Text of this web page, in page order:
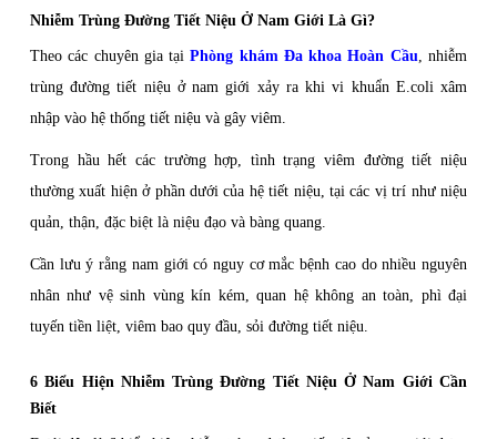
Nhiễm Trùng Đường Tiết Niệu Ở Nam Giới Là Gì?
Theo các chuyên gia tạiPhòng khám Đa khoa Hoàn Cầu, nhiễm
trùng đường tiết niệu ở nam giới xảy ra khi vi khuẩn E.coli xâm
nhập vào hệ thống tiết niệu và gây viêm.
Trong hầu hết các trường hợp, tình trạng viêm đường tiết niệu
thường xuất hiện ở phần dưới của hệ tiết niệu, tại các vị trí như niệu
quản, thận, đặc biệt là niệu đạo và bàng quang.
Cần lưu ý rằng nam giới có nguy cơ mắc bệnh cao do nhiều nguyên
nhân như vệ sinh vùng kín kém, quan hệ không an toàn, phì đại
tuyến tiền liệt, viêm bao quy đầu, sỏi đường tiết niệu.
6 Biểu Hiện Nhiễm Trùng Đường Tiết Niệu Ở Nam Giới Cần
Biết